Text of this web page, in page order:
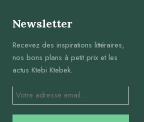
Newsletter
Recevez des inspirations littéraires,
nos bons plans à petit prix et les
actus Ktebi Ktebek.